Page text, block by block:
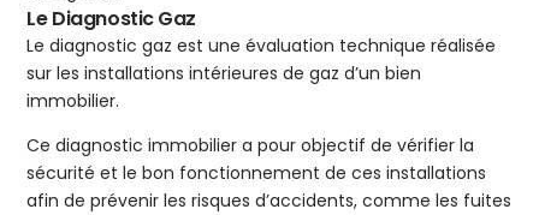
Le Diagnostic Gaz
Le diagnostic gaz est une évaluation technique réalisée
sur les installations intérieures de gaz d’un bien
immobilier.
Ce diagnostic immobilier a pour objectif de vérifier la
sécurité et le bon fonctionnement de ces installations
afin de prévenir les risques d’accidents, comme les fuites